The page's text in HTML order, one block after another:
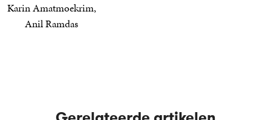
Karin Amatmoekrim,
Anil Ramdas